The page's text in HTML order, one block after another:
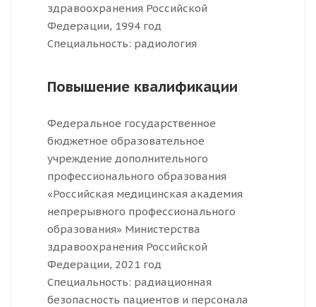
здравоохранения Российской
Федерации, 1994 год
Специальность: радиология
Повышение квалификации
Федеральное государственное
бюджетное образовательное
учреждение дополнительного
профессионального образования
«Российская медицинская академия
непрерывного профессионального
образования» Министерства
здравоохранения Российской
Федерации, 2021 год
Специальность: радиационная
безопасность пациентов и персонала